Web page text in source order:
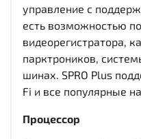
управление с
есть возможностью
видеорегистратора,
парктроников,
шинах. SPRO Plus
Fi и все популярные
Процессор